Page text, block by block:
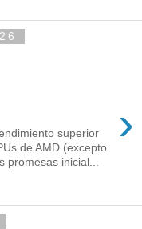
›
superior
de AMD (excepto
inicial...